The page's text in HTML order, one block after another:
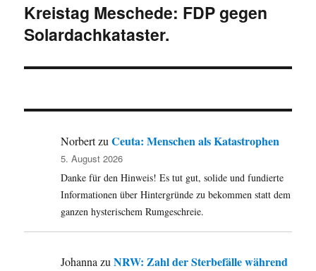
Nächster
Beitrag:
Kreistag Meschede: FDP gegen
Solardachkataster.
NorbertzuCeuta: Menschen als Katastrophen
5. August 2026
Danke für den Hinweis! Es tut gut, solide und fundierte
Informationen über Hintergründe zu bekommen statt dem
ganzen hysterischem Rumgeschreie.
JohannazuNRW: Zahl der Sterbefälle während